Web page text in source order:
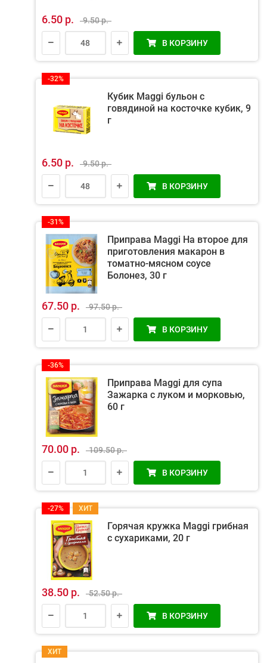
6.50 р. 9.50 р.
В КОРЗИНУ
-32%
Кубик Maggi бульон с
говядиной на косточке кубик, 9
г
6.50 р. 9.50 р.
В КОРЗИНУ
-31%
Приправа Maggi На второе для
приготовления макарон в
томатно-мясном соусе
Болонез, 30 г
67.50 р. 97.50 р.
В КОРЗИНУ
-36%
Приправа Maggi для супа
Зажарка с луком и морковью,
60 г
70.00 р. 109.50 р.
В КОРЗИНУ
-27% ХИТ
Горячая кружка Maggi грибная
с сухариками, 20 г
38.50 р. 52.50 р.
В КОРЗИНУ
ХИТ